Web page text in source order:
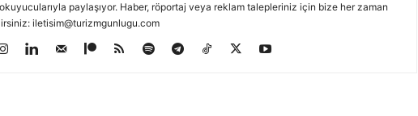
paylaşıyor. Haber, röportaj veya reklam talepleriniz için bize her zaman
iletisim@turizmgunlugu.com